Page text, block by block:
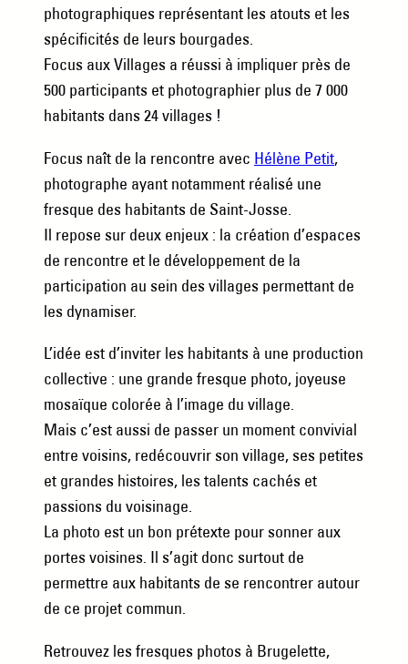
photographiques représentant les atouts et les
spécificités de leurs bourgades.
Focus aux Villages a réussi à impliquer près de
500 participants et photographier plus de 7 000
habitants dans 24 villages !
Focus naît de la rencontre avec Hélène Petit,
photographe ayant notamment réalisé une
fresque des habitants de Saint-Josse.
Il repose sur deux enjeux : la création d’espaces
de rencontre et le développement de la
participation au sein des villages permettant de
les dynamiser.
L’idée est d’inviter les habitants à une production
collective : une grande fresque photo, joyeuse
mosaïque colorée à l’image du village.
Mais c’est aussi de passer un moment convivial
entre voisins, redécouvrir son village, ses petites
et grandes histoires, les talents cachés et
passions du voisinage.
La photo est un bon prétexte pour sonner aux
portes voisines. Il s’agit donc surtout de
permettre aux habitants de se rencontrer autour
de ce projet commun.
Retrouvez les fresques photos à Brugelette,